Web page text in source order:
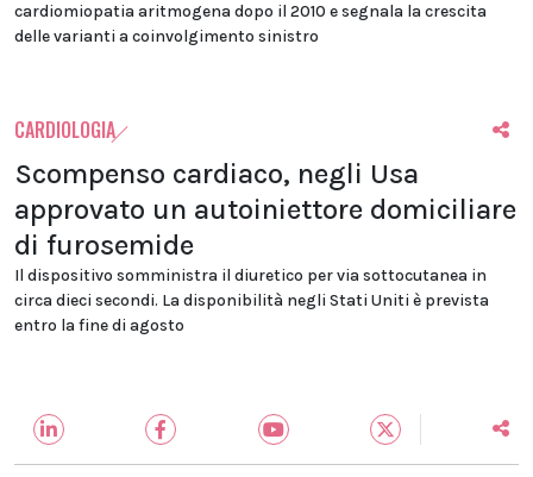
cardiomiopatia aritmogena dopo il 2010 e segnala la crescita
delle varianti a coinvolgimento sinistro
CARDIOLOGIA
Scompenso cardiaco, negli Usa
approvato un autoiniettore domiciliare
di furosemide
Il dispositivo somministra il diuretico per via sottocutanea in
circa dieci secondi. La disponibilità negli Stati Uniti è prevista
entro la fine di agosto